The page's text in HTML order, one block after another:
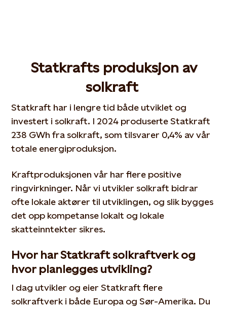
Statkrafts produksjon av
solkraft
Statkraft har i lengre tid både utviklet og
investert i solkraft. I 2024 produserte Statkraft
238 GWh fra solkraft, somtilsvarer 0,4% av vår
totale energiproduksjon.
Kraftproduksjonen vår har flere positive
ringvirkninger. Når vi utvikler solkraft bidrar
ofte lokale aktører til utviklingen, og slik bygges
det opp kompetanse lokalt og lokale
skatteinntekter sikres.
Hvor har Statkraft solkraftverk og
hvor planlegges utvikling?
I dag utvikler og eier Statkraftflere
solkraftverk i både Europa og Sør-Amerika. Du